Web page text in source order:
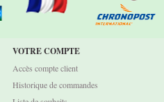
VOTRE COMPTE
Accès compte client
Historique de commandes